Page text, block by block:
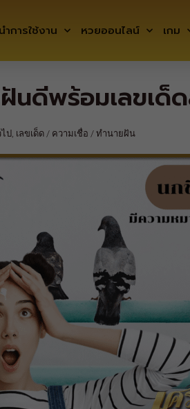
ำการใช้งาน หวยออนไลน์ เกม
นดีพร้อมเลขเด็
ป, เลขเด็ด / ความเชื่อ / ทำนายฝัน